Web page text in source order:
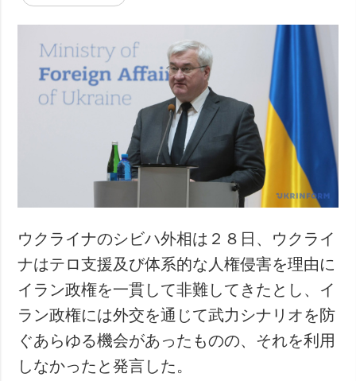
ウクライナのシビハ外相は２８日、ウクライ
ナはテロ支援及び体系的な人権侵害を理由に
イラン政権を一貫して非難してきたとし、イ
ラン政権には外交を通じて武力シナリオを防
ぐあらゆる機会があったものの、それを利用
しなかったと発言した。